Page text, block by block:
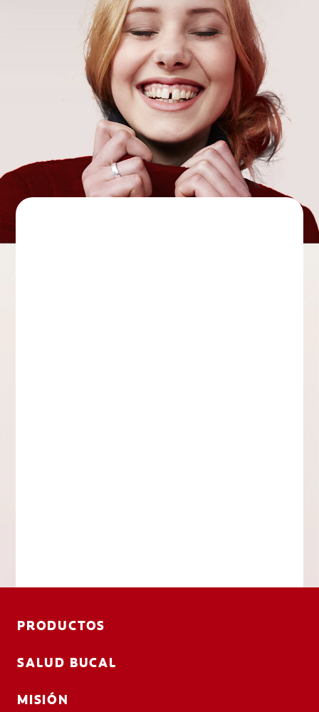
PRODUCTOS
SALUD BUCAL
MISIÓN